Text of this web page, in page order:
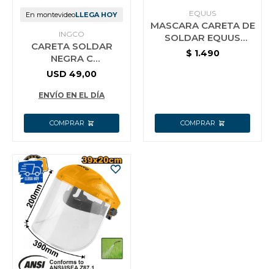
En montevideoLLEGA HOY
INGCO
CARETA SOLDAR
NEGRA C
REGULACION AHM008
FOTOSENSIBLE INGCO
USD 49,00
ENVÍO EN EL DÍA
EQUUS
MASCARA CARETA DE
SOLDAR EQUUS
FOTOSENSIBLE
$ 1.490